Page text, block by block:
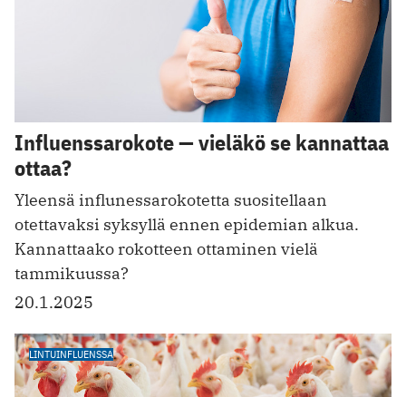
Influenssarokote — vieläkö se kannattaa
ottaa?
Yleensä influnessarokotetta suositellaan
otettavaksi syksyllä ennen epidemian alkua.
Kannattaako rokotteen ottaminen vielä
tammikuussa?
20.1.2025
LINTUINFLUENSSA